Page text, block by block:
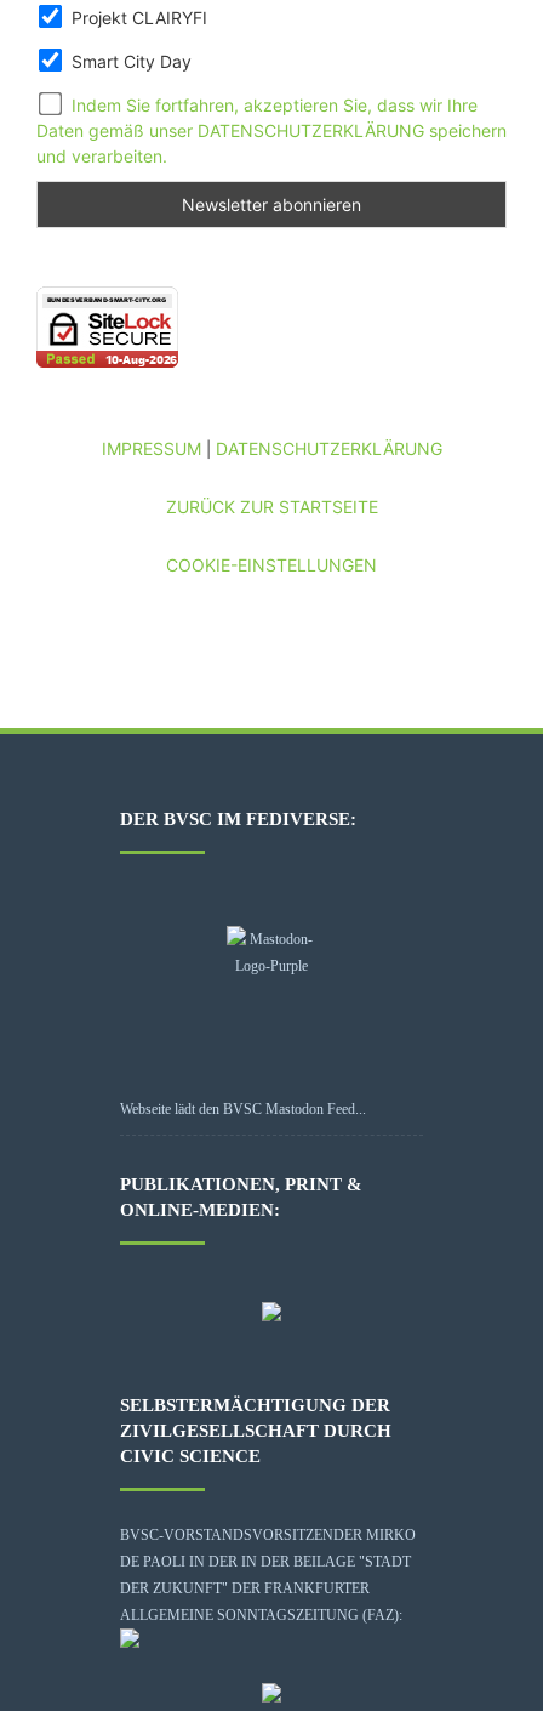
Projekt CLAIRYFI
Smart City Day
Indem Sie fortfahren, akzeptieren Sie, dass wir Ihre
Daten gemäß unser DATENSCHUTZERKLÄRUNG speichern
und verarbeiten.
IMPRESSUM| DATENSCHUTZERKLÄRUNG
ZURÜCK ZUR STARTSEITE
COOKIE-EINSTELLUNGEN
DER BVSC IM FEDIVERSE:
Webseite lädt den BVSC Mastodon Feed...
PUBLIKATIONEN, PRINT &
ONLINE-MEDIEN:
SELBSTERMÄCHTIGUNG DER
ZIVILGESELLSCHAFT DURCH
CIVIC SCIENCE
BVSC-VORSTANDSVORSITZENDER MIRKO
DE PAOLI IN DER IN DER BEILAGE "STADT
DER ZUKUNFT" DER FRANKFURTER
ALLGEMEINE SONNTAGSZEITUNG (FAZ):